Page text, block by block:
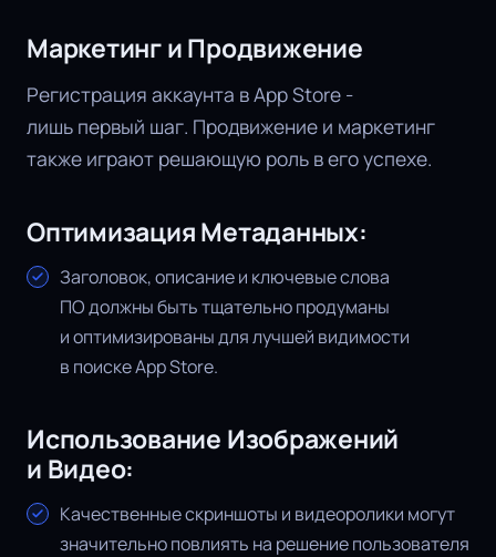
Маркетинг и Продвижение
Регистрация аккаунта в App Store -
лишь первый шаг. Продвижение и маркетинг
также играют решающую роль в его успехе.
Оптимизация Метаданных:
Заголовок, описание и ключевые слова
ПО должны быть тщательно продуманы
и оптимизированы для лучшей видимости
в поиске App Store.
Использование Изображений
и Видео:
Качественные скриншоты и видеоролики могут
значительно повлиять на решение пользователя